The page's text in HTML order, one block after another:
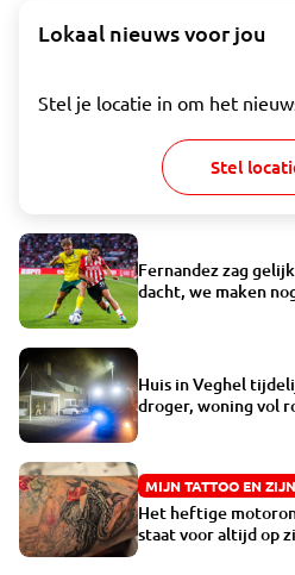
Lokaal nieuws voor jou
Stel je locatie in om het
Stel
Fernandez zag
dacht, we maken
Huis in Veghel
droger, woning vol
MIJN TATTOO EN
Het heftige
staat voor altijd op